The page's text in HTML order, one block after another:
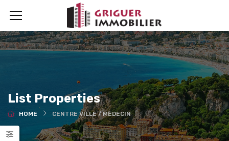
List Properties
HOME CENTRE VILLE / MÉDECIN